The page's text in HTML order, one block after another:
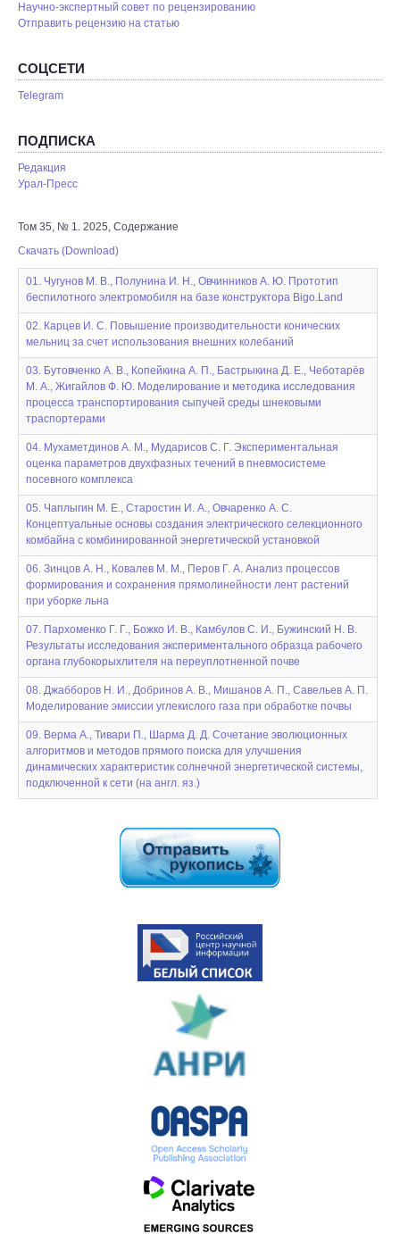
Научно-экспертный совет по рецензированию
Отправить рецензию на статью
СОЦСЕТИ
Telegram
ПОДПИСКА
Редакция
Урал-Пресс
Том 35, № 1. 2025, Содержание
Скачать (Download)
01. Чугунов М. В., Полунина И. Н., Овчинников А. Ю. Прототип
беспилотного электромобиля на базе конструктора Bigo.Land
02. Карцев И. С. Повышение производительности конических
мельниц за счет использования внешних колебаний
03. Бутовченко А. В., Копейкина А. П., Бастрыкина Д. Е., Чеботарёв
М. А., Жигайлов Ф. Ю. Моделирование и методика исследования
процесса транспортирования сыпучей среды шнековыми
траспортерами
04. Мухаметдинов А. М., Мударисов С. Г. Экспериментальная
оценка параметров двухфазных течений в пневмосистеме
посевного комплекса
05. Чаплыгин М. Е., Старостин И. А., Овчаренко А. С.
Концептуальные основы создания электрического селекционного
комбайна с комбинированной энергетической установкой
06. Зинцов А. Н., Ковалев М. М., Перов Г. А. Анализ процессов
формирования и сохранения прямолинейности лент растений
при уборке льна
07. Пархоменко Г. Г., Божко И. В., Камбулов С. И., Бужинский Н. В.
Результаты исследования экспериментального образца рабочего
органа глубокорыхлителя на переуплотненной почве
08. Джабборов Н. И., Добринов А. В., Мишанов А. П., Савельев А. П.
Моделирование эмиссии углекислого газа при обработке почвы
09. Верма A., Тивари П., Шарма Д. Д. Сочетание эволюционных
алгоритмов и методов прямого поиска для улучшения
динамических характеристик солнечной энергетической системы,
подключенной к сети (на англ. яз.)